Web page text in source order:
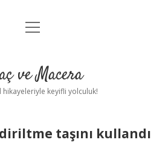
Anasayfa
Yasal Uyarı
menüyü
ve Macera
keyifli yolculuk!
taşını kullandı